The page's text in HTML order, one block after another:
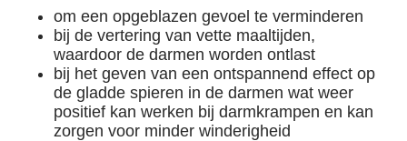
om een opgeblazen gevoel te verminderen
bij de vertering van vette maaltijden,
waardoor de darmen worden ontlast
bij het geven van een ontspannend effect op
de gladde spieren in de darmen wat weer
positief kan werken bij darmkrampen en kan
zorgen voor minder winderigheid